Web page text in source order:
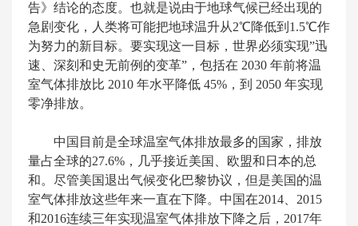
告》结论的态度。也就是说由于地球气候已经出现的
急剧变化，人类将可能把地球温升从2℃降低到1.5℃作
为努力的新目标。要实现这一目标，世界必须实现”迅
速、深刻和史无前例的变革”，包括在 2030 年前将温
室气体排放比 2010 年水平降低 45%，到 2050 年实现
零净排放。
中国目前是全球温室气体排放最多的国家，排放
量占全球的27.6%，几乎接近美国、欧盟和日本的总
和。尽管美国退出气候变化巴黎协议，但是美国的温
室气体排放这些年来一直在下降。中国在2014、2015
和2016连续三年实现温室气体排放下降之后，2017年